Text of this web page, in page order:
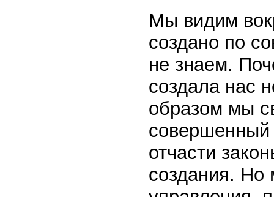
Мы видим
создано по
не знаем.
создала нас
образом мы
совершенный
отчасти
создания. Но